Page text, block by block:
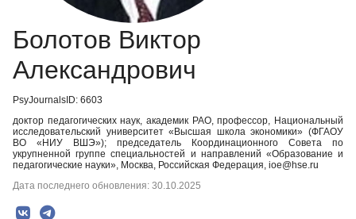
Болотов Виктор
Александрович
PsyJournalsID: 6603
доктор педагогических наук, академик РАО, профессор, Национальный
исследовательский университет «Высшая школа экономики» (ФГАОУ
ВО «НИУ ВШЭ»); председатель Координационного Совета по
укрупненной группе специальностей и направлений «Образование и
педагогические науки», Москва, Российская Федерация, ioe@hse.ru
Дата последнего обновления: 30.10.2025